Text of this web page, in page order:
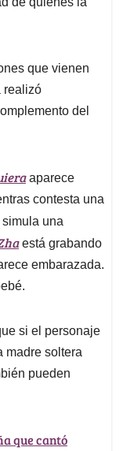
que vienen
realizó
del
aparece
contesta una
simula una
está grabando
embarazada.
si el personaje
madre soltera
pueden
que cantó